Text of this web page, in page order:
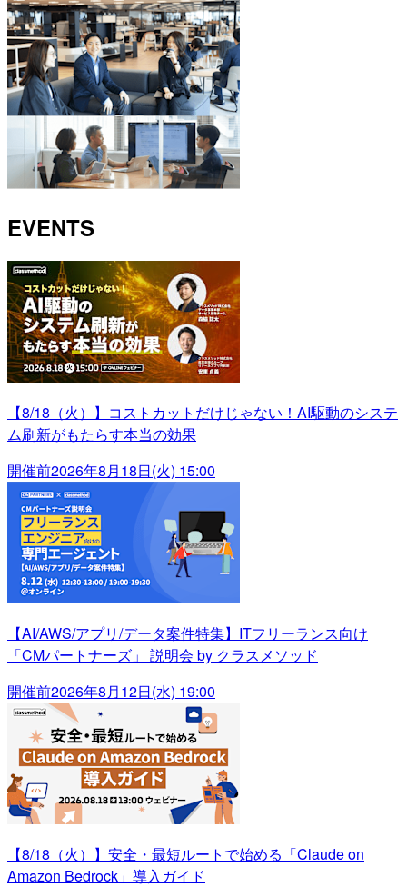
EVENTS
【8/18（火）】コストカットだけじゃない！AI駆動のシステ
ム刷新がもたらす本当の効果
開催前2026年8月18日(火) 15:00
【AI/AWS/アプリ/データ案件特集】ITフリーランス向け
「CMパートナーズ」 説明会 by クラスメソッド
開催前2026年8月12日(水) 19:00
【8/18（火）】安全・最短ルートで始める「Claude on
Amazon Bedrock」導入ガイド